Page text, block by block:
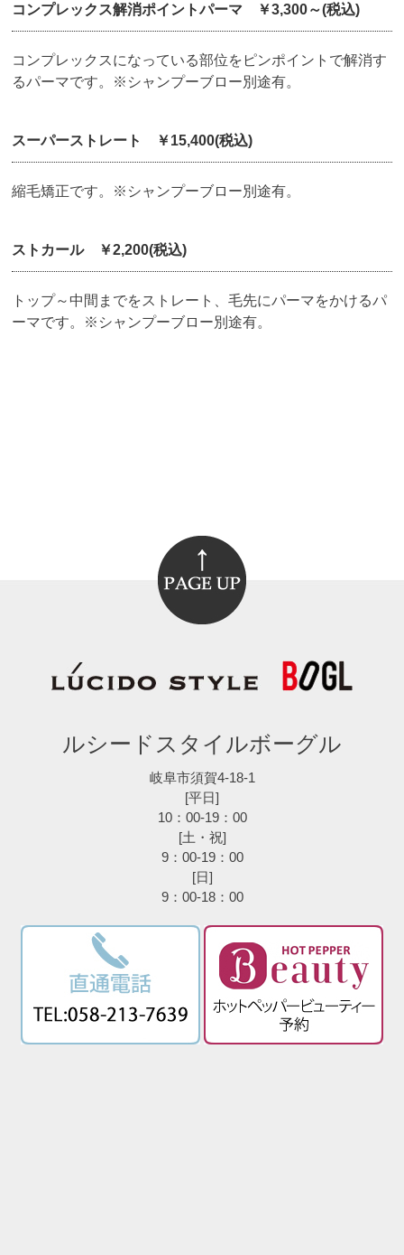
コンプレックス解消ポイントパーマ ￥3,300～(税込)
コンプレックスになっている部位をピンポイントで解消す
るパーマです。※シャンプーブロー別途有。
スーパーストレート ￥15,400(税込)
縮毛矯正です。※シャンプーブロー別途有。
ストカール ￥2,200(税込)
トップ～中間までをストレート、毛先にパーマをかけるパ
ーマです。※シャンプーブロー別途有。
ルシードスタイルボーグル
岐阜市須賀4-18-1
[平日]
10：00-19：00
[土・祝]
9：00-19：00
[日]
9：00-18：00